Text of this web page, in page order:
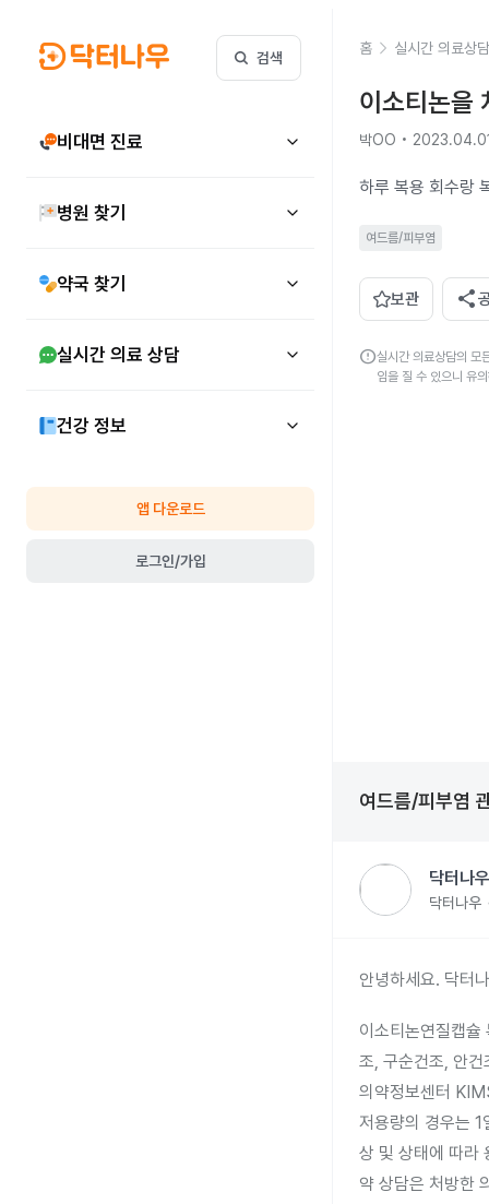
검색
비대면 진료
병원 찾기
약국 찾기
실시간 의료 상담
건강 정보
앱 다운로드
로그인/가입
홈 실시간 의료상담
이소티논을
박OO •
하루 복용 회수랑
여드름/피부염
보관 share
error실시간 의료상담의 모
임을 질 수 있으니 유
여드름/피부염
닥터나
닥터나우
안녕하세요. 닥터
이소티논연질캡슐
조, 구순건조, 안
의약정보센터
저용량의 경우는
상 및 상태에 따라
약 상담은 처방한